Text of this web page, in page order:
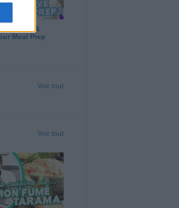
d'Olive &
Meal Prep
Voir tout
Voir tout